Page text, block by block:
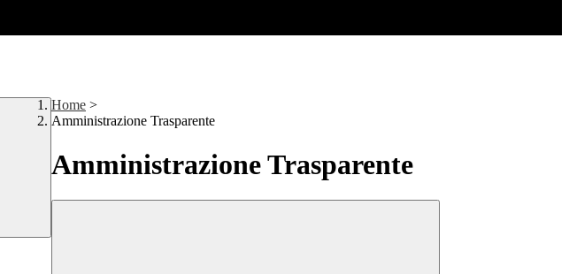
Home >
Amministrazione Trasparente
Amministrazione Trasparente